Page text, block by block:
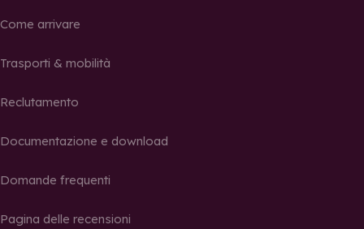
Come arrivare
Trasporti & mobilità
Reclutamento
Documentazione e download
Domande frequenti
Pagina delle recensioni